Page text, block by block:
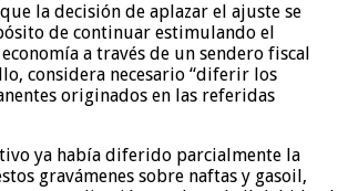
la decisión de aplazar el ajuste se
de continuar estimulando el
a través de un sendero fiscal
considera necesario “diferir los
originados en las referidas
ya había diferido parcialmente la
gravámenes sobre naftas y gasoil,